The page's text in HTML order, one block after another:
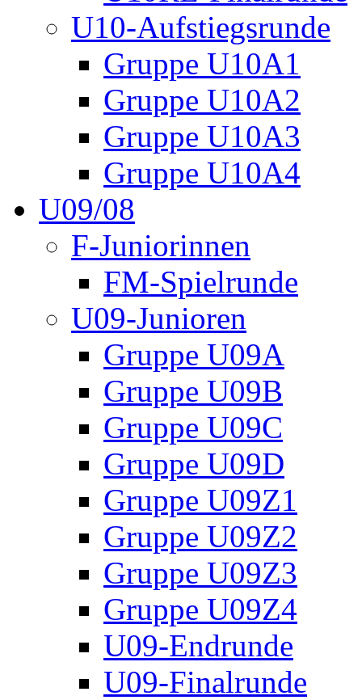
U10-Aufstiegsrunde
Gruppe U10A1
Gruppe U10A2
Gruppe U10A3
Gruppe U10A4
U09/08
F-Juniorinnen
FM-Spielrunde
U09-Junioren
Gruppe U09A
Gruppe U09B
Gruppe U09C
Gruppe U09D
Gruppe U09Z1
Gruppe U09Z2
Gruppe U09Z3
Gruppe U09Z4
U09-Endrunde
U09-Finalrunde